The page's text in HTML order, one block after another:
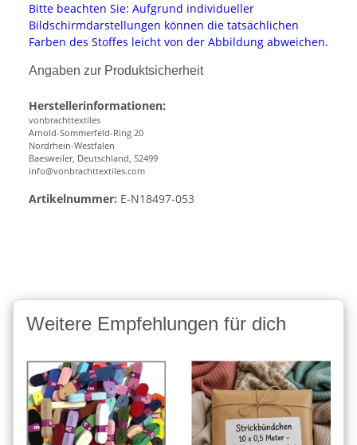
Bitte beachten Sie: Aufgrund individueller
Bildschirmdarstellungen können die tatsächlichen
Farben des Stoffes leicht von der Abbildung abweichen.
Angaben zur Produktsicherheit
Herstellerinformationen:
vonbrachttextiles
Arnold-Sommerfeld-Ring 20
Nordrhein-Westfalen
Baesweiler, Deutschland, 52499
info@vonbrachttextiles.com
Artikelnummer: E-N18497-053
Weitere Empfehlungen für dich